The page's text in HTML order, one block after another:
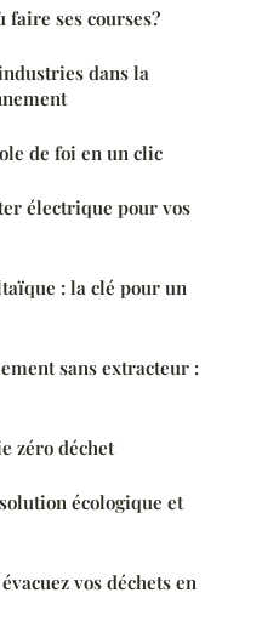
faire ses courses?
dans la
de foi en un clic
électrique pour vos
: la clé pour un
sans extracteur :
zéro déchet
écologique et
vos déchets en